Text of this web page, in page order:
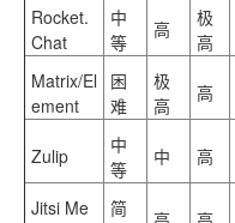
Rocket.
Chat
中
等
高
极
高
Matrix/El
ement
困
难
极
高
高
Zulip
中
等
中 高
Jitsi Me
简